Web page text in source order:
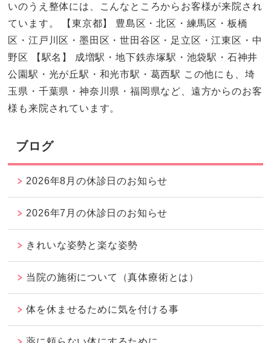
いのうえ整体には、こんなところからお客様が来院され
ています。 【東京都】 豊島区・北区・練馬区・板橋
区・江戸川区・墨田区・世田谷区・足立区・江東区・中
野区 【駅名】 成増駅・地下鉄赤塚駅・池袋駅・石神井
公園駅・光が丘駅・和光市駅・葛西駅 この他にも、埼
玉県・千葉県・神奈川県・福岡県など、遠方からのお客
様も来院されています。
ブログ
2026年8月の休診日のお知らせ
2026年7月の休診日のお知らせ
きれいな姿勢と楽な姿勢
当院の施術について（真体療術とは）
体を休ませるために気を付ける事